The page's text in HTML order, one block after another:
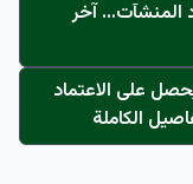
المنشآت… آخر
على الاعتماد